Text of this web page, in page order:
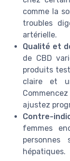
comme la
troubles
artérielle.
Qualité et
de CBD
produits
claire et
ajustez
Contre-
femmes
personnes
hépatiques.